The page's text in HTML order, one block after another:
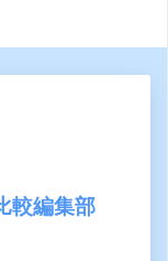
較編集部